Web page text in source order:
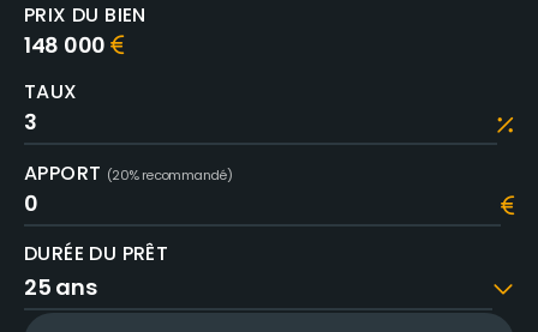
PRIX DU BIEN
148 000
TAUX
APPORT (20% recommandé)
DURÉE DU PRÊT